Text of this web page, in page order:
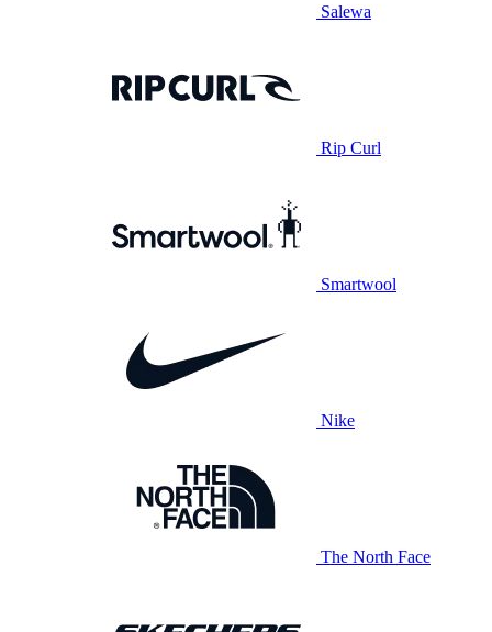
Salewa
Rip Curl
Smartwool
Nike
The North Face